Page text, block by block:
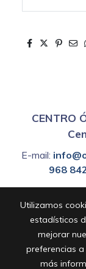
CENTRO
E-mail:
968
Utilizamos
estadísticos
mejorar
preferencias
más